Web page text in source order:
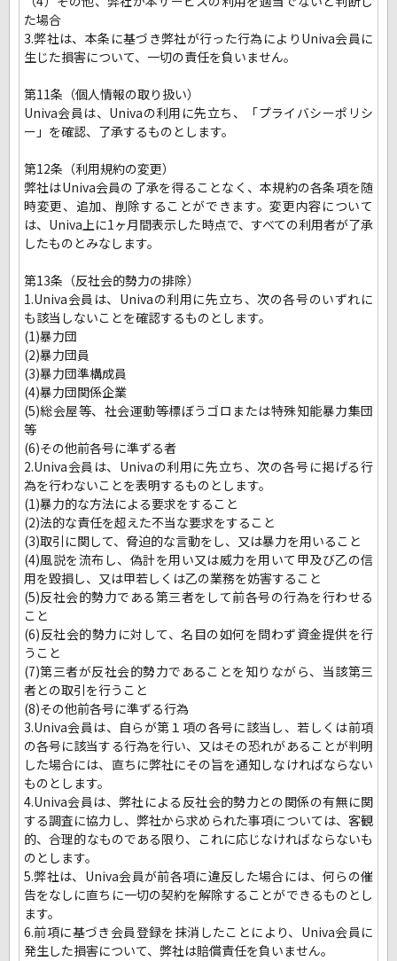
た場合
3.弊社は、本条に基づき弊社が行った行為によりUniva会員に
生じた損害について、一切の責任を負いません。
第11条（個人情報の取り扱い）
Univa会員は、Univaの利用に先立ち、「プライバシーポリシ
ー」を確認、了承するものとします。
第12条（利用規約の変更）
弊社はUniva会員の了承を得ることなく、本規約の各条項を随
時変更、追加、削除することができます。変更内容について
は、Univa上に1ヶ月間表示した時点で、すべての利用者が了承
したものとみなします。
第13条（反社会的勢力の排除）
1.Univa会員は、Univaの利用に先立ち、次の各号のいずれに
も該当しないことを確認するものとします。
(1)暴力団
(2)暴力団員
(3)暴力団準構成員
(4)暴力団関係企業
(5)総会屋等、社会運動等標ぼうゴロまたは特殊知能暴力集団
等
(6)その他前各号に準ずる者
2.Univa会員は、Univaの利用に先立ち、次の各号に掲げる行
為を行わないことを表明するものとします。
(1)暴力的な方法による要求をすること
(2)法的な責任を超えた不当な要求をすること
(3)取引に関して、脅迫的な言動をし、又は暴力を用いること
(4)風説を流布し、偽計を用い又は威力を用いて甲及び乙の信
用を毀損し、又は甲若しくは乙の業務を妨害すること
(5)反社会的勢力である第三者をして前各号の行為を行わせる
こと
(6)反社会的勢力に対して、名目の如何を問わず資金提供を行
うこと
(7)第三者が反社会的勢力であることを知りながら、当該第三
者との取引を行うこと
(8)その他前各号に準ずる行為
3.Univa会員は、自らが第１項の各号に該当し、若しくは前項
の各号に該当する行為を行い、又はその恐れがあることが判明
した場合には、直ちに弊社にその旨を通知しなければならない
ものとします。
4.Univa会員は、弊社による反社会的勢力との関係の有無に関
する調査に協力し、弊社から求められた事項については、客観
的、合理的なものである限り、これに応じなければならないも
のとします。
5.弊社は、Univa会員が前各項に違反した場合には、何らの催
告をなしに直ちに一切の契約を解除することができるものとし
ます。
6.前項に基づき会員登録を抹消したことにより、Univa会員に
発生した損害について、弊社は賠償責任を負いません。